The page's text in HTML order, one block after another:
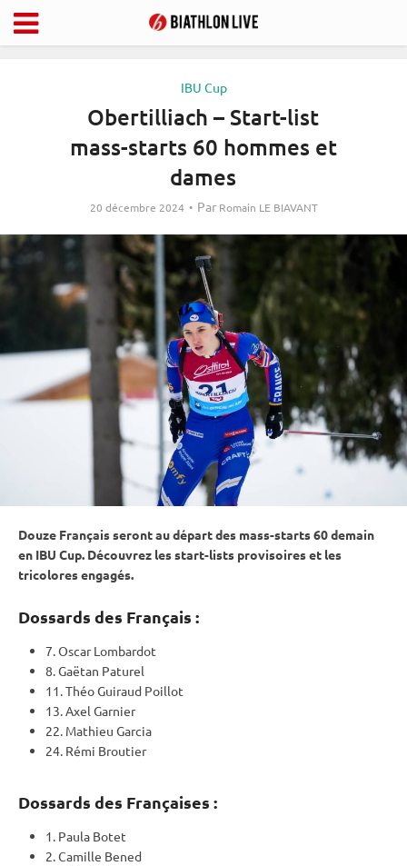
IBU Cup
Obertilliach – Start-list
mass-starts 60 hommes et
dames
20 décembre 2024 Par Romain LE BIAVANT
Douze Français seront au départ des mass-starts 60 demain
en IBU Cup. Découvrez les start-lists provisoires et les
tricolores engagés.
Dossards des Français :
7. Oscar Lombardot
8. Gaëtan Paturel
11. Théo Guiraud Poillot
13. Axel Garnier
22. Mathieu Garcia
24. Rémi Broutier
Dossards des Françaises :
1. Paula Botet
2. Camille Bened